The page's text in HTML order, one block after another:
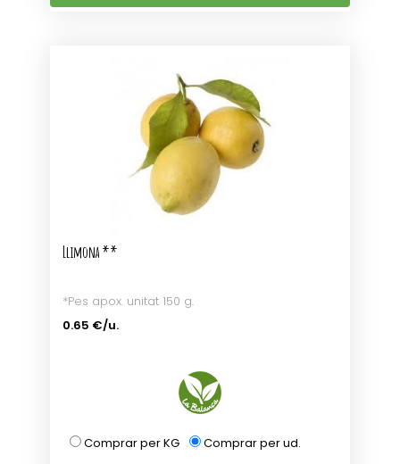
Llimona **
*Pes apox. unitat 150 g.
0.65 €/u.
Comprar per KG Comprar per ud.